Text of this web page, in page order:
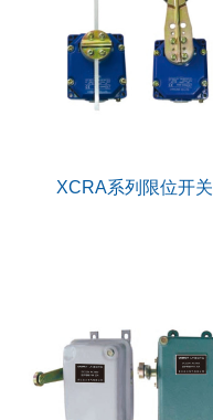
XCRA系列限位开关